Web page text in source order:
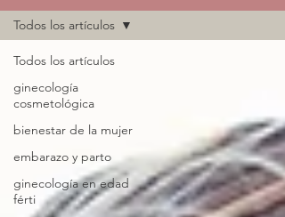
Todos los artículos
ginecología
cosmetológica
bienestar de la mujer
embarazo y parto
ginecología en edad
férti
Todos los artículos